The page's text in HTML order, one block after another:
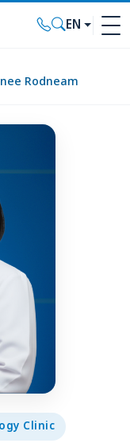
EN
Rodneam
Clinic